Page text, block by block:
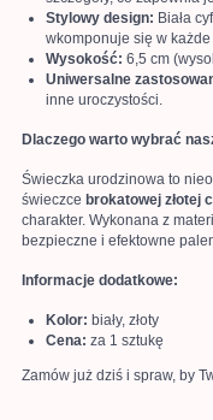
Stylowy design: Biała
wkomponuje się w
Wysokość: 6,5 cm
Uniwersalne
inne uroczystości.
Dlaczego warto wybrać
Świeczka urodzinowa to
świeczce brokatowej złotej
charakter. Wykonana z
bezpieczne i efektowne
Informacje dodatkowe:
Kolor: biały, złoty
Cena: za 1 sztukę
Zamów już dziś i spraw, by